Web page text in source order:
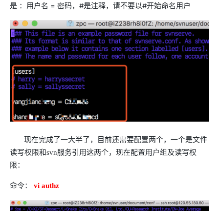
是 ：用户名 = 密码，#是注释，请不要以#开始命名用户
现在完成了一大半了，目前还需要配置两个，一个是文件
读写权限和svn服务引用这两个，现在配置用户组及读写权
限：
命令： vi authz